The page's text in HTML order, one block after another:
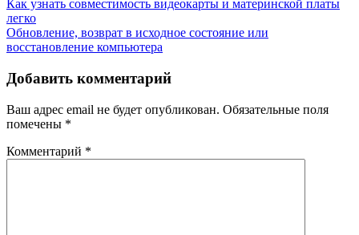
Навигация
по
записям
Как узнать совместимость видеокарты и материнской платы
легко
Обновление, возврат в исходное состояние или
восстановление компьютера
Добавить комментарий
Ваш адрес email не будет опубликован. Обязательные поля
помечены *
Комментарий *